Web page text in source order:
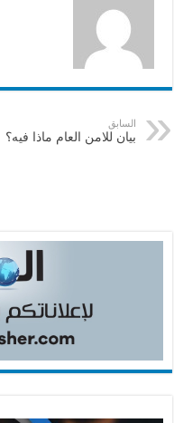
السابق
بيان للامن العام ماذا فيه؟